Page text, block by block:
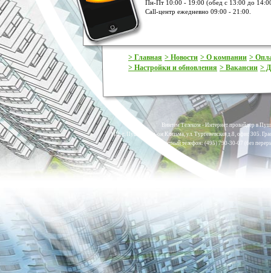
Пн-Пт 10:00 - 19:00 (обед с 13:00 до
Call-центр ежедневно 09:00 - 21:00.
> Главная > Новости > О компании >
> Настройки и обновления > Вакансии >
Винтем Телеком - Интернет провайдер в
МО, г. Пушкино, м-он Клязьма, ул. Тургеневская д.8, офис 305.
Контактный телефон: (495) 790-30-07 (без